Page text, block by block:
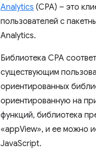
Analytics (CPA) – это
пользователей с
Analytics.
Библиотека CPA
существующим
ориентированных
ориентированную на
функций, библиотека
«appView», и ее можно
JavaScript.